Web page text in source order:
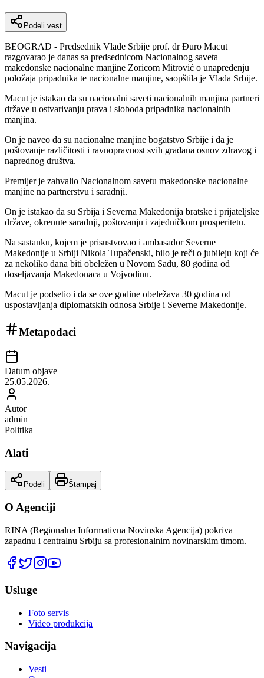
Podeli vest
BEOGRAD - Predsednik Vlade Srbije prof. dr Đuro Macut
razgovarao je danas sa predsednicom Nacionalnog saveta
makedonske nacionalne manjine Zoricom Mitrović o unapređenju
položaja pripadnika te nacionalne manjine, saopštila je Vlada Srbije.
Macut je istakao da su nacionalni saveti nacionalnih manjina partneri
države u ostvarivanju prava i sloboda pripadnika nacionalnih
manjina.
On je naveo da su nacionalne manjine bogatstvo Srbije i da je
poštovanje različitosti i ravnopravnost svih građana osnov zdravog i
naprednog društva.
Premijer je zahvalio Nacionalnom savetu makedonske nacionalne
manjine na partnerstvu i saradnji.
On je istakao da su Srbija i Severna Makedonija bratske i prijateljske
države, okrenute saradnji, poštovanju i zajedničkom prosperitetu.
Na sastanku, kojem je prisustvovao i ambasador Severne
Makedonije u Srbiji Nikola Tupačenski, bilo je reči o jubileju koji će
za nekoliko dana biti obeležen u Novom Sadu, 80 godina od
doseljavanja Makedonaca u Vojvodinu.
Macut je podsetio i da se ove godine obeležava 30 godina od
uspostavljanja diplomatskih odnosa Srbije i Severne Makedonije.
Metapodaci
Datum objave
25.05.2026.
Autor
admin
Politika
Alati
Podeli Štampaj
O Agenciji
RINA (Regionalna Informativna Novinska Agencija) pokriva
zapadnu i centralnu Srbiju sa profesionalnim novinarskim timom.
Usluge
Foto servis
Video produkcija
Navigacija
Vesti